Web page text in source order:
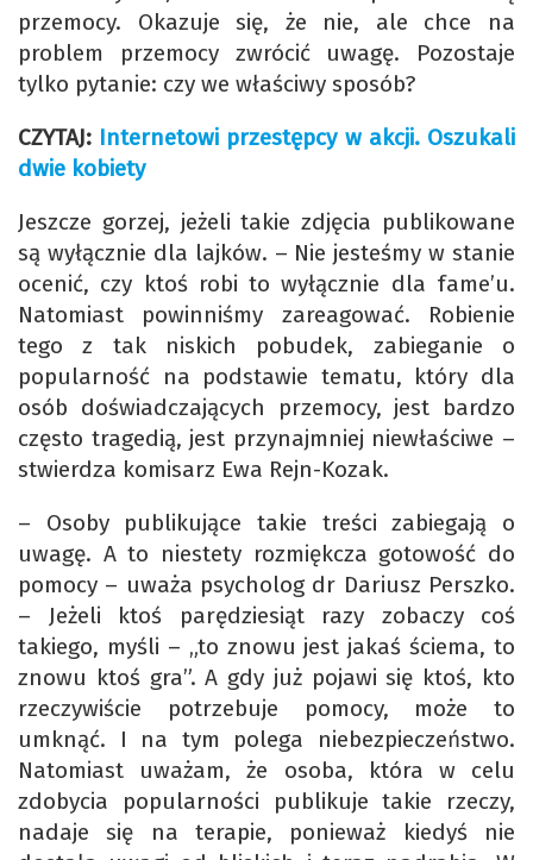
przemocy. Okazuje się, że nie, ale chce na
problem przemocy zwrócić uwagę. Pozostaje
tylko pytanie: czy we właściwy sposób?
CZYTAJ: Internetowi przestępcy w akcji. Oszukali
dwie kobiety
Jeszcze gorzej, jeżeli takie zdjęcia publikowane
są wyłącznie dla lajków. – Nie jesteśmy w stanie
ocenić, czy ktoś robi to wyłącznie dla fame’u.
Natomiast powinniśmy zareagować. Robienie
tego z tak niskich pobudek, zabieganie o
popularność na podstawie tematu, który dla
osób doświadczających przemocy, jest bardzo
często tragedią, jest przynajmniej niewłaściwe –
stwierdza komisarz Ewa Rejn-Kozak.
– Osoby publikujące takie treści zabiegają o
uwagę. A to niestety rozmiękcza gotowość do
pomocy – uważa psycholog dr Dariusz Perszko.
– Jeżeli ktoś parędziesiąt razy zobaczy coś
takiego, myśli – „to znowu jest jakaś ściema, to
znowu ktoś gra”. A gdy już pojawi się ktoś, kto
rzeczywiście potrzebuje pomocy, może to
umknąć. I na tym polega niebezpieczeństwo.
Natomiast uważam, że osoba, która w celu
zdobycia popularności publikuje takie rzeczy,
nadaje się na terapie, ponieważ kiedyś nie